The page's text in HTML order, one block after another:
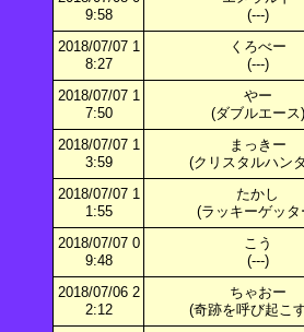
9:58
(---)
2018/07/07 1
8:27
くろべー
(---)
2018/07/07 1
7:50
やー
(ダブルエース)
2018/07/07 1
3:59
まっきー
(クリスタルハン
2018/07/07 1
1:55
たかし
(ラッキーゲッタ
2018/07/07 0
9:48
こう
(---)
2018/07/06 2
2:12
ちゃおー
(奇跡を呼び起こ